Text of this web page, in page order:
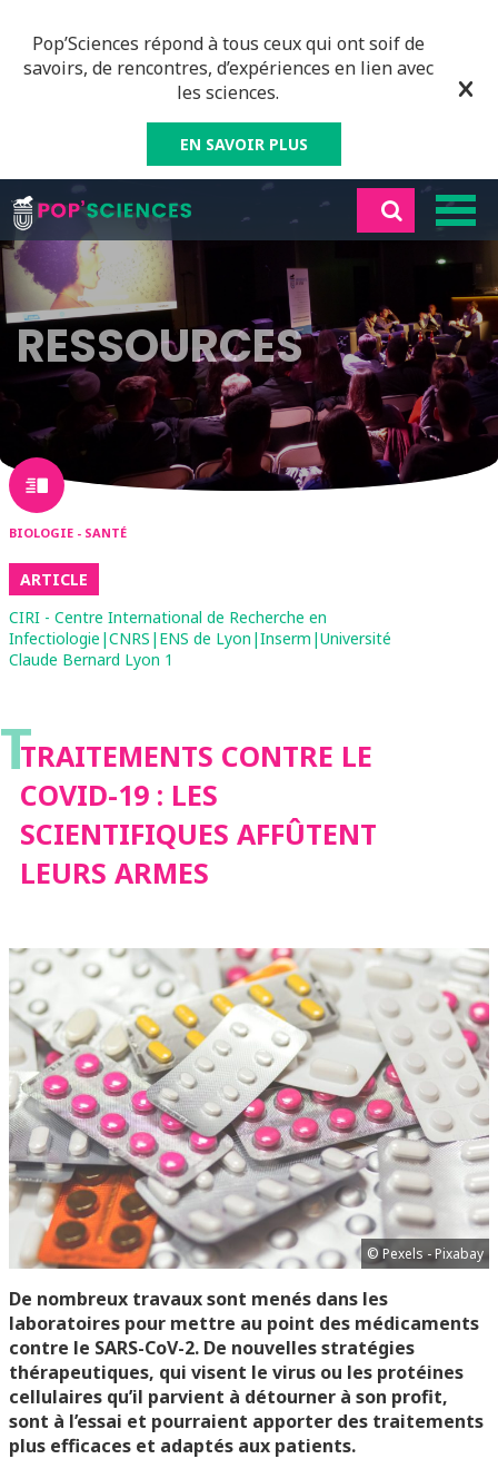
Pop’Sciences répond à tous ceux qui ont soif de
savoirs, de rencontres, d’expériences en lien avec
les sciences.
EN SAVOIR PLUS
RESSOURCES
BIOLOGIE - SANTÉ
ARTICLE
CIRI - Centre International de Recherche en
Infectiologie|CNRS|ENS de Lyon|Inserm|Université
Claude Bernard Lyon 1
TTRAITEMENTS CONTRE LE
COVID-19 : LES
SCIENTIFIQUES AFFÛTENT
LEURS ARMES
© Pexels - Pixabay
De nombreux travaux sont menés dans les
laboratoires pour mettre au point des médicaments
contre le SARS-CoV-2. De nouvelles stratégies
thérapeutiques, qui visent le virus ou les protéines
cellulaires qu’il parvient à détourner à son profit,
sont à l’essai et pourraient apporter des traitements
plus efficaces et adaptés aux patients.